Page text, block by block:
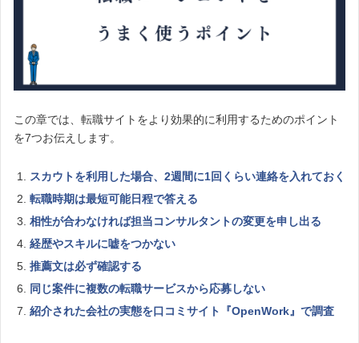
この章では、転職サイトをより効果的に利用するためのポイント
を7つお伝えします。
スカウトを利用した場合、2週間に1回くらい連絡を入れておく
転職時期は最短可能日程で答える
相性が合わなければ担当コンサルタントの変更を申し出る
経歴やスキルに嘘をつかない
推薦文は必ず確認する
同じ案件に複数の転職サービスから応募しない
紹介された会社の実態を口コミサイト『OpenWork』で調査